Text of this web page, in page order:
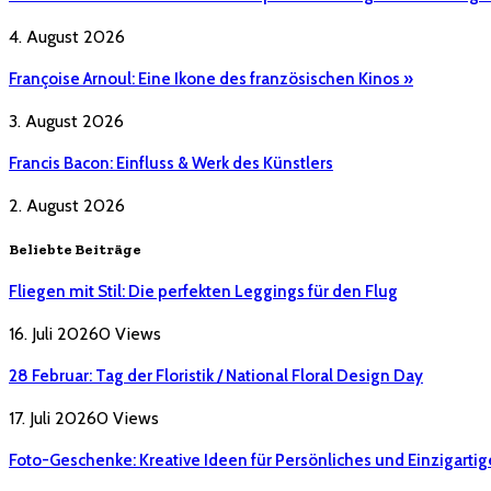
4. August 2026
Françoise Arnoul: Eine Ikone des französischen Kinos »
3. August 2026
Francis Bacon: Einfluss & Werk des Künstlers
2. August 2026
Beliebte Beiträge
Fliegen mit Stil: Die perfekten Leggings für den Flug
16. Juli 20260 Views
28 Februar: Tag der Floristik / National Floral Design Day
17. Juli 20260 Views
Foto-Geschenke: Kreative Ideen für Persönliches und